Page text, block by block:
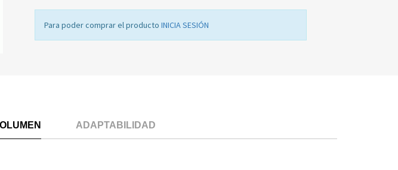
Para poder comprar el producto INICIA SESIÓN
ADAPTABILIDAD